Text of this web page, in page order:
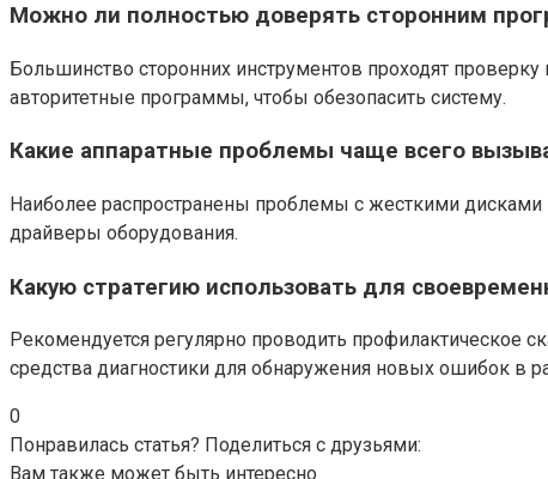
Можно ли полностью доверять сторонним
Большинство сторонних инструментов проходят
авторитетные программы, чтобы обезопасить систему.
Какие аппаратные проблемы чаще всего
Наиболее распространены проблемы с жесткими дисками
драйверы оборудования.
Какую стратегию использовать для
Рекомендуется регулярно проводить профилактическое
средства диагностики для обнаружения новых ошибок в
0
Понравилась статья? Поделиться с друзьями:
Вам также может быть интересно